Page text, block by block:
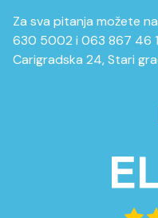
Za sva pitanja možete
630 5002 i 063 867 46
Carigradska 24, Stari